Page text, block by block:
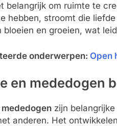
belangrijk om ruimte te
hebben, stroomt die
bloeien en groeien, wat
onderwerpen: Open
en mededogen
mededogen zijn
anderen. Het